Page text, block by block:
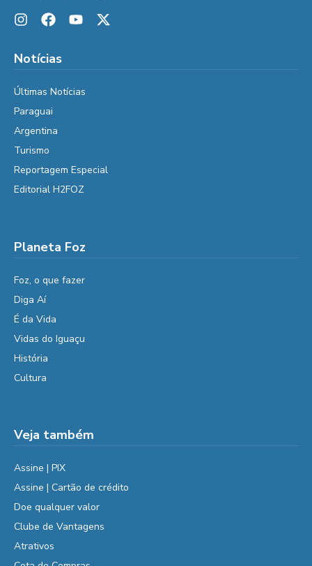
Notícias
Últimas Notícias
Paraguai
Argentina
Turismo
Reportagem Especial
Editorial H2FOZ
Planeta Foz
Foz, o que fazer
Diga Aí
É da Vida
Vidas do Iguaçu
História
Cultura
Veja também
Assine | PIX
Assine | Cartão de crédito
Doe qualquer valor
Clube de Vantagens
Atrativos